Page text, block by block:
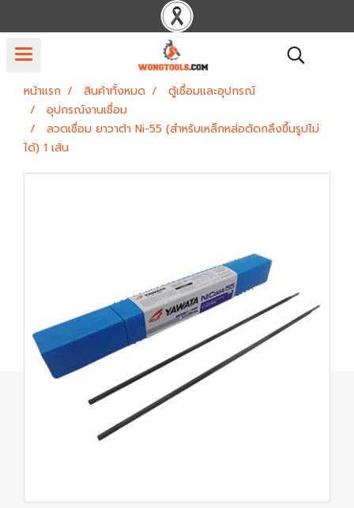
หน้าแรก สินค้าทั้งหมด
ตู้เชื่อมและอุปกรณ์
อุปกรณ์งานเชื่อม
ลวดเชื่อม ยาวาต้า Ni-55 (สำหรับเหล็กหล่อตัดกลึงขึ้นรูปไม่
ได้) 1 เส้น